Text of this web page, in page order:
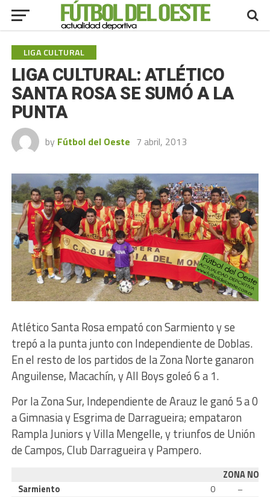
LIGA CULTURAL
LIGA CULTURAL: ATLÉTICO
SANTA ROSA SE SUMÓ A LA
PUNTA
by Fútbol del Oeste 7 abril, 2013
Atlético Santa Rosa empató con Sarmiento y se
trepó a la punta junto con Independiente de Doblas.
En el resto de los partidos de la Zona Norte ganaron
Anguilense, Macachín, y All Boys goleó 6 a 1.
Por la Zona Sur, Independiente de Arauz le ganó 5 a 0
a Gimnasia y Esgrima de Darragueira; empataron
Rampla Juniors y Villa Mengelle, y triunfos de Unión
de Campos, Club Darragueira y Pampero.
ZONA
Sarmiento
0 –